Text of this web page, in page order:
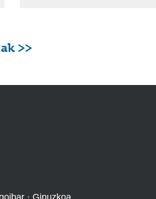
>>
· Gipuzkoa